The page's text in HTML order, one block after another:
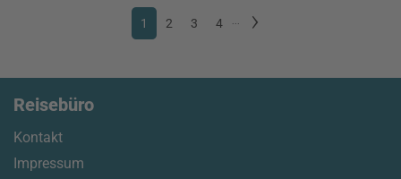
1 2 3 4
Reisebüro
Kontakt
Impressum